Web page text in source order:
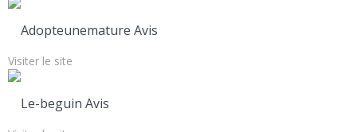
Adopteunemature Avis
Visiter le site
Le-beguin Avis